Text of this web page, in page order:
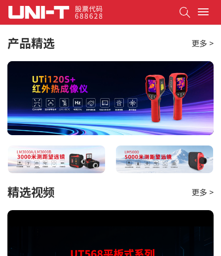
T
o
g
e
n
a
i
g
a
t
o
n
产品精选 更多 >
精选视频 更多 >